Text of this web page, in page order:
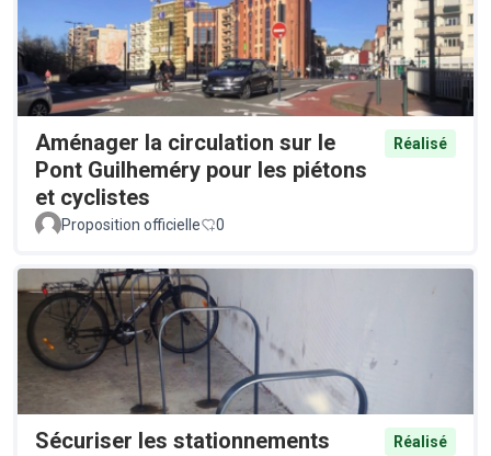
Aménager la circulation sur le
Pont Guilheméry pour les piétons
et cyclistes
Réalisé
Proposition officielle 0
Sécuriser les stationnements
Réalisé